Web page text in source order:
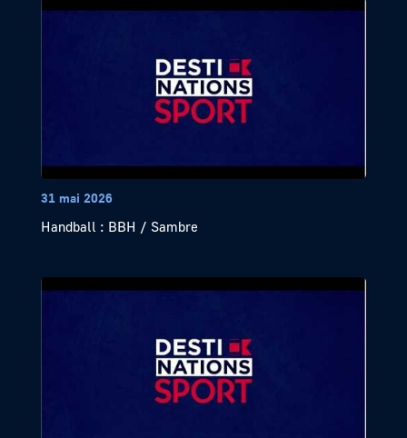
31 mai 2026
Handball : BBH / Sambre